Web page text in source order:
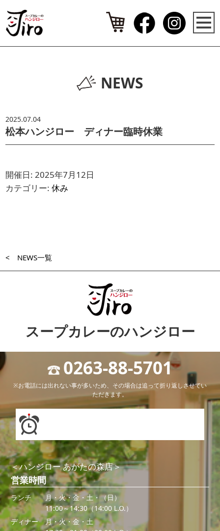
NEWS
2025.07.04
松本ハンジロー ディナー臨時休業
開催日: 2025年7月12日
カテゴリー:休み
< NEWS一覧
スープカレーのハンジロー
0263-88-5701
※お電話には出れない事が多いため、その場合は追って折り返しさせてい
ただきます。
＜ハンジロー あがたの森店＞
営業時間
ランチ
月・火・金・土・（日）
11:00～14:30（14:00 L.O.）
ディナー
月・火・金・土